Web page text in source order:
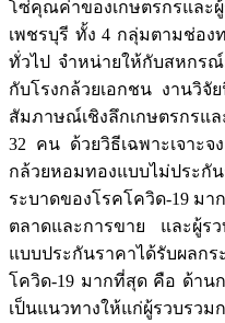
โซ่คุณค่าของเกษตรกรและ
เพชรบุรี ทั้ง 4 กลุ่มตามช่อง
ทั่วไป จำหน่ายให้กับสหกร
กับโรงกล้วยเอกชน งานวิจั
สัมภาษณ์เชิงลึกเกษตรกรแ
32 คน ด้วยวิธีเฉพาะเจาะ
กล้วยหอมทองแบบไม่ประกั
ระบาดของโรคโควิด-19 มา
ตลาดและการขาย และผู้ร
แบบประกันราคาได้รับผลก
โควิด-19 มากที่สุด คือ ด้าน
เป็นแนวทางให้แก่ผู้รวบรวม